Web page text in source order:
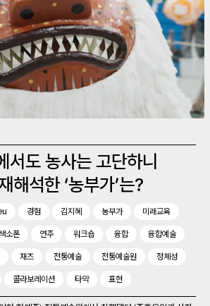
서도 농사는 고단하니
해석한 ‘농부가’는?
경험 김지혜 농부가 미래교육
소폰 연주 워크숍 융합 융합예술
재즈 전통예술 전통예술원 정체성
콜라보레이션 타악 표현